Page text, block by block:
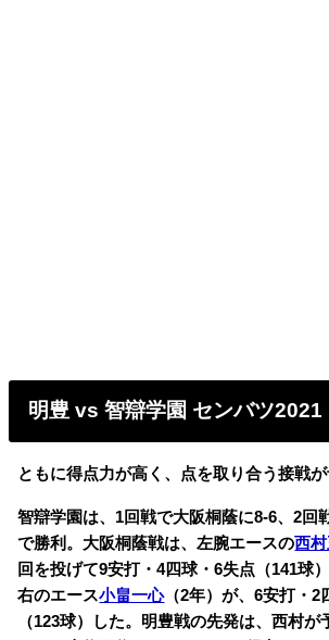
明豊 vs 智辯学園 センバツ2021
と もに得点力が高く、点を取り合う接戦が
智辯学園は、1回戦で大阪桐蔭に8-6、2回
で勝利。大阪桐蔭戦は、左腕エースの西
回を投げて9安打・4四球・6失点（141球
右のエース小畠一心（2年）が、6安打・2
（123球）した。明豊戦の先発は、西村